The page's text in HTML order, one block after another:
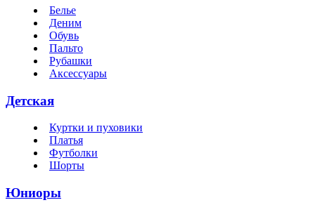
Белье
Деним
Обувь
Пальто
Рубашки
Аксессуары
Детская
Куртки и пуховики
Платья
Футболки
Шорты
Юниоры